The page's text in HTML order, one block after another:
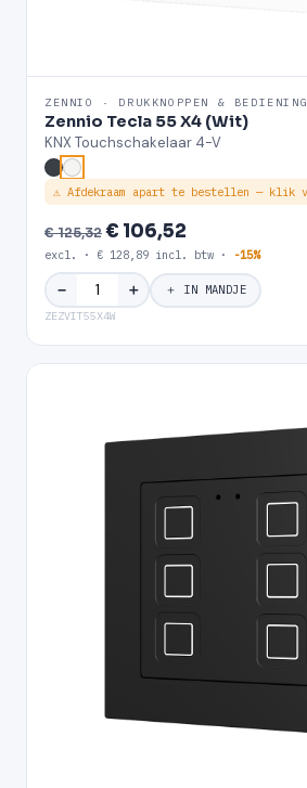
ZENNIO · DRUKKNOPPEN & BEDIENING
Zennio Tecla 55 X4 (Wit)
KNX Touchschakelaar 4-V
⚠ Afdekraam apart te bestellen — klik
€ 125,32€ 106,52
excl. · € 128,89 incl. btw · -15%
− ＋ ＋ IN MANDJE
ZEZVIT55X4W